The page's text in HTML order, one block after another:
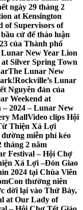
ngày 29 tháng 2
at Kensington
of Supervisors of
cử để thảo luận
của Thành phố
Lunar New Year Lion
Silver Spring Town
The Lunar New
Rockville’s Lunar
Nguyên đán của
Weekend at
2024 – Lunar New
MallVideo clips Hội
Thiện Xá Lợi
miễn phí kéo
tháng 2 năm
Festival – Hội Chợ
Xá Lợi –Đón Giao
2024 tại Chùa Viên
thường niên
dời lại vào Thứ Bảy,
at Our Lady of